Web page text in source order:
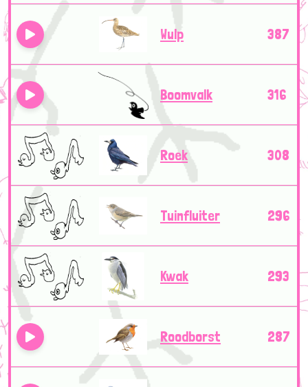
Wulp 387
Boomvalk 316
Roek 308
Tuinfluiter 296
Kwak 293
Roodborst 287